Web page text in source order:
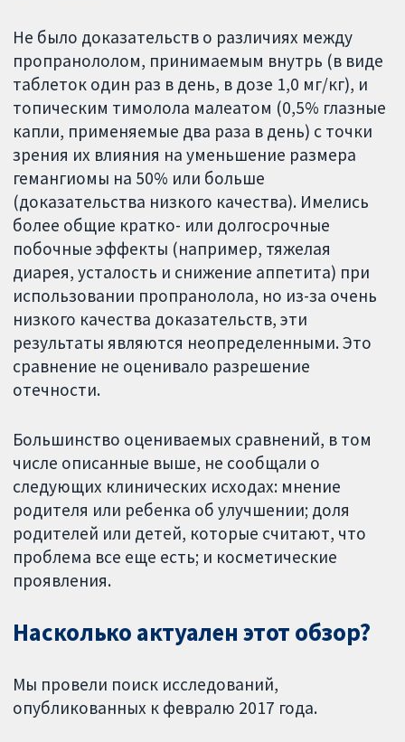
Не было доказательств о различиях между
пропранололом, принимаемым внутрь (в виде
таблеток один раз в день, в дозе 1,0 мг/кг), и
топическим тимолола малеатом (0,5% глазные
капли, применяемые два раза в день) с точки
зрения их влияния на уменьшение размера
гемангиомы на 50% или больше
(доказательства низкого качества). Имелись
более общие кратко- или долгосрочные
побочные эффекты (например, тяжелая
диарея, усталость и снижение аппетита) при
использовании пропранолола, но из-за очень
низкого качества доказательств, эти
результаты являются неопределенными. Это
сравнение не оценивало разрешение
отечности.
Большинство оцениваемых сравнений, в том
числе описанные выше, не сообщали о
следующих клинических исходах: мнение
родителя или ребенка об улучшении; доля
родителей или детей, которые считают, что
проблема все еще есть; и косметические
проявления.
Насколько актуален этот обзор?
Мы провели поиск исследований,
опубликованных к февралю 2017 года.